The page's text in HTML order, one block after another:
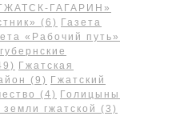
ГАГАРИН»
(6) Газета
«Рабочий путь»
Гжатская
(9) Гжатский
(4) Голицыны
гжатской
(3)